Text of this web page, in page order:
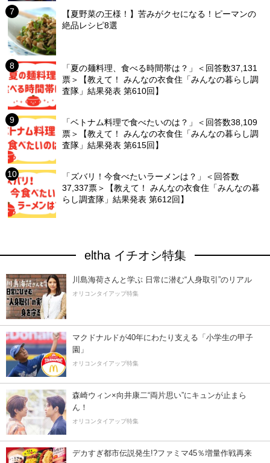
【夏野菜の王様！】苦みがクセになる！ピーマンの
絶品レシピ8選
「夏の麺料理、食べる時間帯は？」＜回答数37,131
票＞【教えて！ みんなの衣食住「みんなの暮らし調
査隊」結果発表 第610回】
「ベトナム料理で食べたいのは？」＜回答数38,109
票＞【教えて！ みんなの衣食住「みんなの暮らし調
査隊」結果発表 第615回】
「ズバリ！今食べたいラーメンは？」＜回答数
37,337票＞【教えて！ みんなの衣食住「みんなの暮
らし調査隊」結果発表 第612回】
eltha イチオシ特集
川島海荷さんと学ぶ 日常に潜む“人身取引”のリアル
オリコンタイアップ特集
マクドナルドが40年にわたり支える「小学生の甲子
園」
オリコンタイアップ特集
森崎ウィン×向井康二“両片思い”にキュンが止まら
ん！
オリコンタイアップ特集
デカすぎ都市伝説発生!?ファミマ45％増量作戦再来